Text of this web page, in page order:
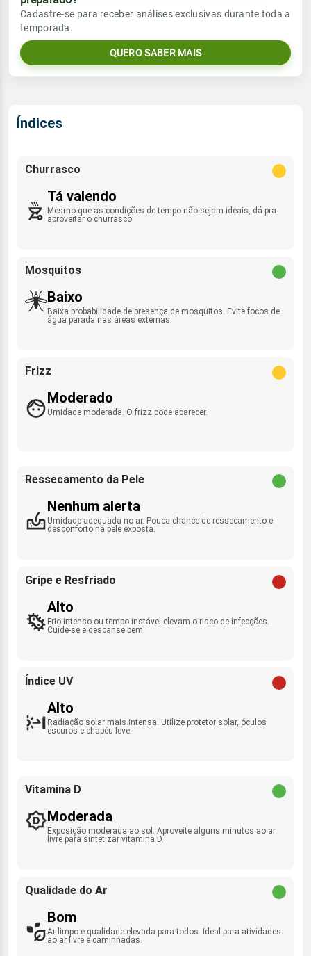
Umidade do ar
95% 100%
Rajada de vento
Sol
06:59h às 17:58h
Lua
Chuva
9.4mm
Umidade do ar
Vento
NNE - 13km/h
Rajada de vento
Sol
Cadastre-se para receber análises exclusivas durante toda a
temporada.
QUERO SABER MAIS
Índices
Churrasco
Tá valendo
Mesmo que as condições de tempo não sejam ideais, dá pra
aproveitar o churrasco.
Mosquitos
Baixo
Baixa probabilidade de presença de mosquitos. Evite focos de
água parada nas áreas externas.
Frizz
Moderado
Umidade moderada. O frizz pode aparecer.
Ressecamento da Pele
Nenhum alerta
Umidade adequada no ar. Pouca chance de ressecamento e
desconforto na pele exposta.
Gripe e Resfriado
Alto
Frio intenso ou tempo instável elevam o risco de infecções.
Cuide-se e descanse bem.
Índice UV
Alto
Radiação solar mais intensa. Utilize protetor solar, óculos
escuros e chapéu leve.
Vitamina D
Moderada
Exposição moderada ao sol. Aproveite alguns minutos ao ar
livre para sintetizar vitamina D.
Qualidade do Ar
Bom
Ar limpo e qualidade elevada para todos. Ideal para atividades
ao ar livre e caminhadas.